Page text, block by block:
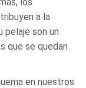
a la
pelaje son un
que se quedan
en nuestros